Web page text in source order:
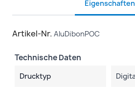
Eigenschaften
Artikel-Nr. AluDibonPOC
Technische Daten
Drucktyp